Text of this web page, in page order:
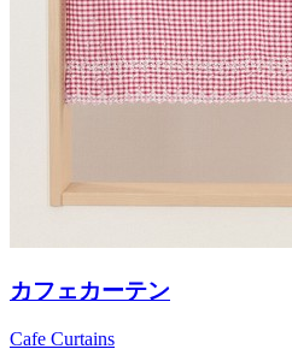
カフェカーテン
Cafe Curtains